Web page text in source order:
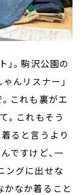
」。駒沢公園の
んリスナー」
これも裏がエ
。これもそう
ると言うより
ですけど、一
ングに出せな
かなか着ること